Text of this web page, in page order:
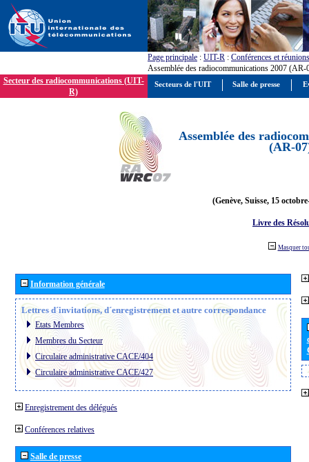
Page principale : UIT-R : Conférences et réunions
Assemblée des radiocommunications 2007 (AR-
Secteur des radiocommunications (UIT-
R)
Assemblée des
(AR-
(Genève, Suisse, 15
Livre des
Masquer
Information générale
Lettres d´invitations, d´enregistrement et autre correspondance
Etats Membres
Membres du Secteur
Circulaire administrative CACE/404
Circulaire administrative CACE/427
Enregistrement des délégués
Conférences relatives
Salle de presse
Secteurs de l'UIT Salle de presse